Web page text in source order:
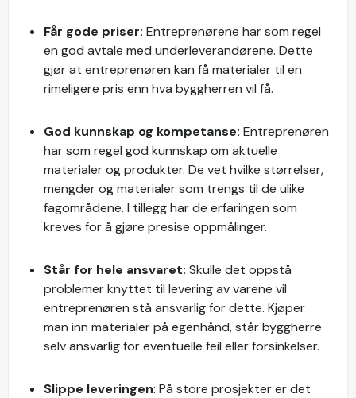
Får gode priser: Entreprenørene har som regel
en god avtale med underleverandørene. Dette
gjør at entreprenøren kan få materialer til en
rimeligere pris enn hva byggherren vil få.
God kunnskap og kompetanse: Entreprenøren
har som regel god kunnskap om aktuelle
materialer og produkter. De vet hvilke størrelser,
mengder og materialer som trengs til de ulike
fagområdene. I tillegg har de erfaringen som
kreves for å gjøre presise oppmålinger.
Står for hele ansvaret: Skulle det oppstå
problemer knyttet til levering av varene vil
entreprenøren stå ansvarlig for dette. Kjøper
man inn materialer på egenhånd, står byggherre
selv ansvarlig for eventuelle feil eller forsinkelser.
Slippe leveringen: På store prosjekter er det